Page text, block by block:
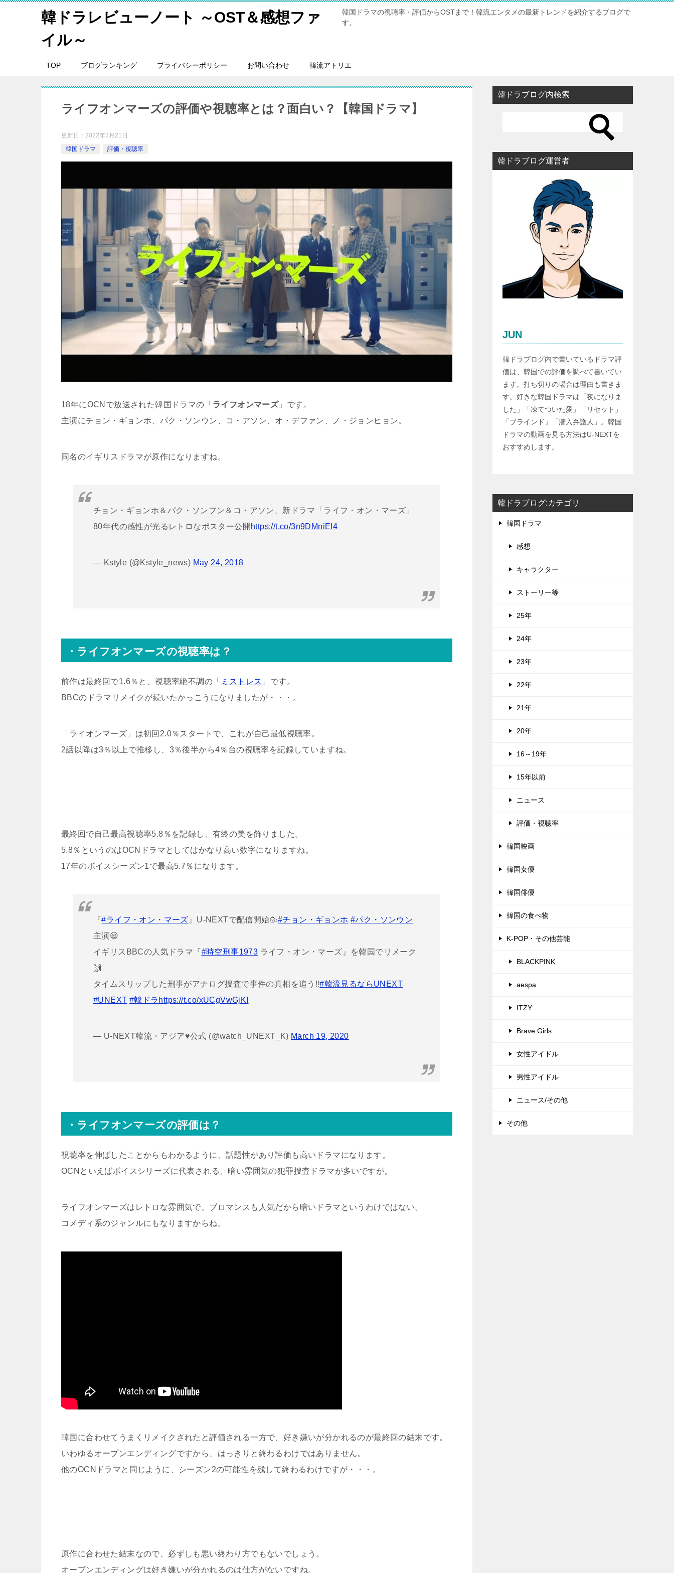
韓ドラレビューノート ～OST＆感想ファ
イル～
韓国ドラマの視聴率・評価からOSTまで！韓流エンタメの最新トレンドを紹介するブログで
す。
TOP ブログランキング プライバシーポリシー お問い合わせ 韓流アトリエ
ライフオンマーズの評価や視聴率とは？面白い？【韓国ドラマ】
更新日： 2022年7月21日
韓国ドラマ
評価・視聴率
18年にOCNで放送された韓国ドラマの「 ライフオンマーズ」です。
主演にチョン・ギョンホ、パク・ソンウン、コ・アソン、オ・デファン、ノ・ジョンヒョン。
同名のイギリスドラマが原作になりますね。
チョン・ギョンホ＆パク・ソンフン＆コ・アソン、新ドラマ「ライフ・オン・マーズ」
80年代の感性が光るレトロなポスター公開 https://t.co/3n9DMniEI4
— Kstyle (@Kstyle_news) May 24, 2018
・ライフオンマーズの視聴率は？
前作は最終回で1.6％と、視聴率絶不調の「 ミストレス 」です。
BBCのドラマリメイクが続いたかっこうになりましたが・・・。
「ライオンマーズ」は初回2.0％スタートで、これが自己最低視聴率。
2話以降は3％以上で推移し、3％後半から4％台の視聴率を記録していますね。
最終回で自己最高視聴率5.8％を記録し、有終の美を飾りました。
5.8％というのはOCNドラマとしてはかなり高い数字になりますね。
17年のボイスシーズン1で最高5.7％になります。
『#ライフ・オン・マーズ 』U-NEXTで配信開始🥳#チョン・ギョンホ #パク・ソンウン
主演😃
イギリスBBCの人気ドラマ『#時空刑事1973 ライフ・オン・マーズ』を韓国でリメーク
🙌
タイムスリップした刑事がアナログ捜査で事件の真相を追う‼️#韓流見るならUNEXT
#UNEXT #韓ドラ https://t.co/xUCgVwGjKI
— U-NEXT韓流・アジア♥公式 (@watch_UNEXT_K) March 19, 2020
・ライフオンマーズの評価は？
視聴率を伸ばしたことからもわかるように、話題性があり評価も高いドラマになります。
OCNといえばボイスシリーズに代表される、暗い雰囲気の犯罪捜査ドラマが多いですが。
ライフオンマーズはレトロな雰囲気で、ブロマンスも人気だから暗いドラマというわけではない。
コメディ系のジャンルにもなりますからね。
韓国に合わせてうまくリメイクされたと評価される一方で、好き嫌いが分かれるのが最終回の結末です。
いわゆるオープンエンディングですから、はっきりと終わるわけではありません。
他のOCNドラマと同じように、シーズン2の可能性を残して終わるわけですが・・・。
原作に合わせた結末なので、必ずしも悪い終わり方でもないでしょう。
オープンエンディングは好き嫌いが分かれるのは仕方がないですね。
韓ドラブログ内検索
韓ドラブログ運営者
JUN
韓ドラブログ内で書いているドラマ評
価は、韓国での評価を調べて書いてい
ます。打ち切りの場合は理由も書きま
す。好きな韓国ドラマは「夜になりま
した」「凍てついた愛」「リセット」
「ブラインド」「潜入弁護人」。韓国
ドラマの動画を見る方法はU-NEXTを
おすすめします。
韓ドラブログ:カテゴリ
韓国ドラマ
感想
キャラクター
ストーリー等
25年
24年
23年
22年
21年
20年
16～19年
15年以前
ニュース
評価・視聴率
韓国映画
韓国女優
韓国俳優
韓国の食べ物
K-POP・その他芸能
BLACKPINK
aespa
ITZY
Brave Girls
女性アイドル
男性アイドル
ニュース/その他
その他